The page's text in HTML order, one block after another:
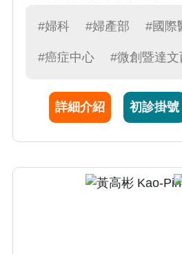
去被認為是不可能的任務，
證實和傳統開腹手術成效相
臂系統，進行更精準的進行
#婦科 #婦產部 #國際
#癌症中心 #微創暨達
詳細介紹 初診掛號